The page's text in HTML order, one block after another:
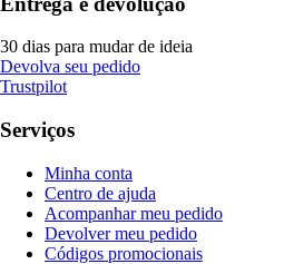
30 dias para mudar de ideia
Devolva seu pedido
Trustpilot
Serviços
Minha conta
Centro de ajuda
Acompanhar meu pedido
Devolver meu pedido
Códigos promocionais